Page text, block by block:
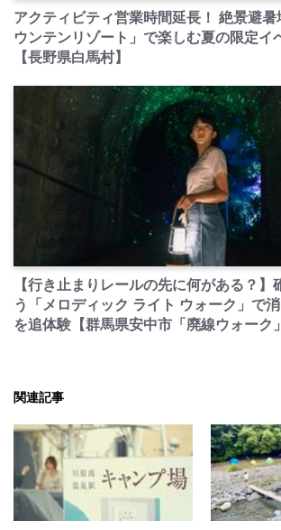
アクティビティ営業時間延長！ 絶景避暑
ウンテンリゾート」で楽しむ夏の限定イ
【長野県白馬村】
【行き止まりレールの先に何がある？】
う「メロディック ライト ウォーク」で
を追体験【群馬県安中市「廃線ウォーク
関連記事